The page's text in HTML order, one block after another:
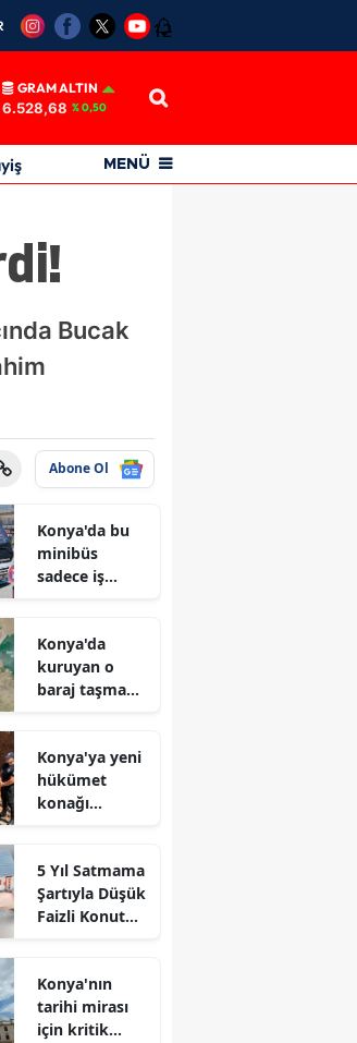
12
GRAM ALTIN
6.528,68 % 0,50
MENÜ
Bucak
Abone Ol
Konya'da bu
minibüs
sadece iş
Konya'da
kuruyan o
baraj taşma
Konya'ya yeni
hükümet
konağı
5 Yıl Satmama
Şartıyla Düşük
Faizli Konut
Konya'nın
tarihi mirası
için kritik